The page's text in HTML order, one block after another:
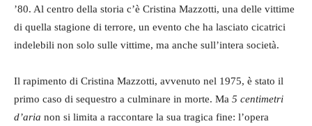
’80. Al centro della storia c’è Cristina Mazzotti, una delle vittime
di quella stagione di terrore, un evento che ha lasciato cicatrici
indelebili non solo sulle vittime, ma anche sull’intera società.
Il rapimento di Cristina Mazzotti, avvenuto nel 1975, è stato il
primo caso di sequestro a culminare in morte. Ma 5 centimetri
d’aria non si limita a raccontare la sua tragica fine: l’opera